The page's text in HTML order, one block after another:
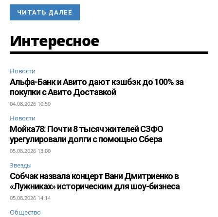
ЧИТАТЬ ДАЛЕЕ
Интересное
Новости
Альфа-Банк и Авито дают кэшбэк до 100% за
покупки с Авито Доставкой
04.08.2026 10:59
Новости
Мойка78: Почти 8 тысяч жителей СЗФО
урегулировали долги с помощью Сбера
05.08.2026 13:00
Звезды
Собчак назвала концерт Вани Дмитриенко в
«Лужниках» историческим для шоу-бизнеса
05.08.2026 14:14
Общество